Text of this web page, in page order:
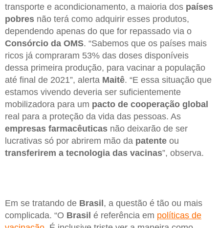
transporte e acondicionamento, a maioria dos países
pobres não terá como adquirir esses produtos,
dependendo apenas do que for repassado via o
Consórcio da OMS. “Sabemos que os países mais
ricos já compraram 53% das doses disponíveis
dessa primeira produção, para vacinar a população
até final de 2021”, alerta Maitê. “E essa situação que
estamos vivendo deveria ser suficientemente
mobilizadora para um pacto de cooperação global
real para a proteção da vida das pessoas. As
empresas farmacêuticas não deixarão de ser
lucrativas só por abrirem mão da patente ou
transferirem a tecnologia das vacinas”, observa.
Em se tratando de Brasil , a questão é tão ou mais
complicada. “O Brasil é referência em políticas de